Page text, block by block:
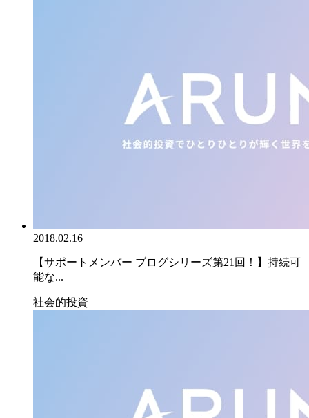
2018.02.16
【サポートメンバー ブログシリーズ第21回！】持続可
能な...
社会的投資